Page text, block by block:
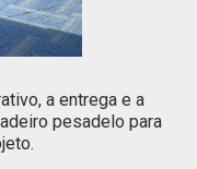
a entrega e a
pesadelo para